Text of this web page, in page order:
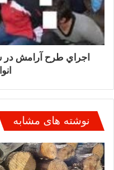
نوشته های مشابه